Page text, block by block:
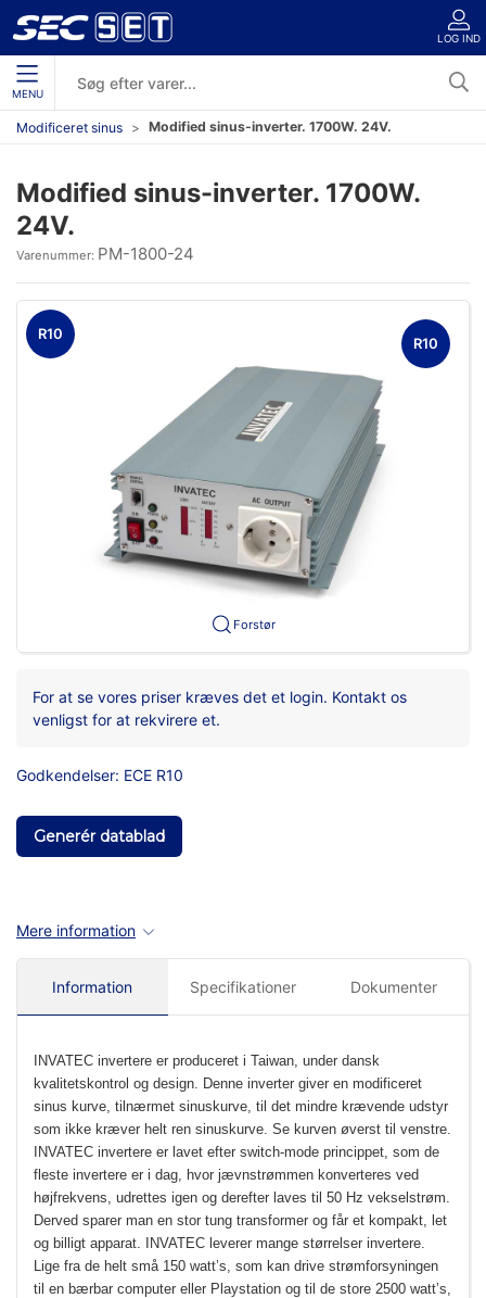
LOG IND
MENU
Modificeret sinus Modified sinus-inverter. 1700W. 24V.
Modified sinus-inverter. 1700W.
24V.
Varenummer: PM-1800-24
R10
R10
Forstør
For at se vores priser kræves det et login. Kontakt os
venligst for at rekvirere et.
Godkendelser: ECE R10
Generér datablad
Mere information
Information Specifikationer Dokumenter
INVATEC invertere er produceret i Taiwan, under dansk
kvalitetskontrol og design. Denne inverter giver en modificeret
sinus kurve, tilnærmet sinuskurve, til det mindre krævende udstyr
som ikke kræver helt ren sinuskurve. Se kurven øverst til venstre.
INVATEC invertere er lavet efter switch-mode princippet, som de
fleste invertere er i dag, hvor jævnstrømmen konverteres ved
højfrekvens, udrettes igen og derefter laves til 50 Hz vekselstrøm.
Derved sparer man en stor tung transformer og får et kompakt, let
og billigt apparat. INVATEC leverer mange størrelser invertere.
Lige fra de helt små 150 watt’s, som kan drive strømforsyningen
til en bærbar computer eller Playstation og til de store 2500 watt’s,